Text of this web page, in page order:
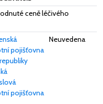
ceně léčivého
pojišťovna
pojišťovna
Neuvedena